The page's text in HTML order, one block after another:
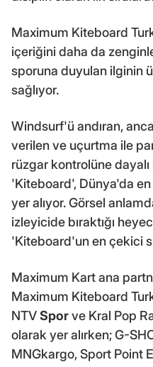
Maximum Kiteboard
içeriğini daha da
sporuna duyulan ilginin
sağlıyor.
Windsurf'ü andıran,
verilen ve uçurtma ile
rüzgar kontrolüne
'Kiteboard', Dünya'da
yer alıyor. Görsel
izleyicide bıraktığı
'Kiteboard'un en çekici
Maximum Kart ana
Maximum Kiteboard
NTVSporve Kral Pop
olarak yer alırken; G-
MNGkargo, Sport Point